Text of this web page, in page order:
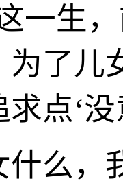
一生
为了儿
点‘
什么，